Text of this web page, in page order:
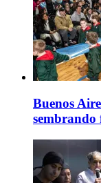
Buenos